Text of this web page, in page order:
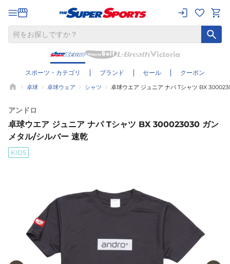
スポーツ・カテゴリ ブランド セール クーポン
卓球 卓球ウェア シャツ 卓球ウエア ジュニア ナパ Tシャツ BX
アンドロ
卓球ウエア ジュニア ナパ Tシャツ BX 300023030 ガン
メタル/シルバー 速乾
KIDS